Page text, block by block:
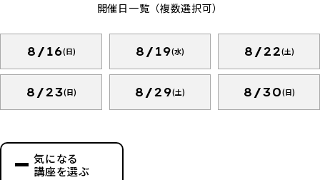
開催日一覧（複数選択可）
8/16(日) 8/19(水) 8/22(土)
8/23(日) 8/29(土) 8/30(日)
気になる
講座を選ぶ